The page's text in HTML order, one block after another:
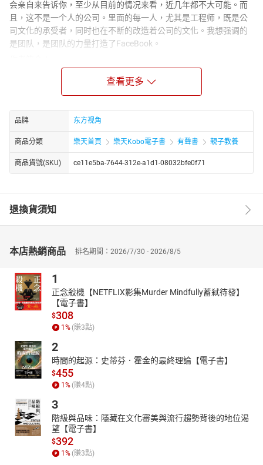
会亲自来告诉你，至少从目前的情况来看，近几年都不大可能。而
且，这不是一个人的公司。里面的每一人，尤其是工程师，既是公
司文化的承受者，同时也在不断的改造着公司的文化。我想强调的
是团队，是团队的力量打造了FaceBook。
王淮，毕业于斯坦福大学和浙江大学。Facebook第二位中国籍工程
师，第一位中国籍研发经理。最初进入Facebook时任工程师，后转
年离开Facebook后，回国做天使投资人，希望用自己在Facebook的
经验帮助创业者。现为天使投资人薛蛮子、徐小平的投资搭档，致
景投资合伙人，兼任大众点评网、百姓网CEO顾问。
查看更多
品牌 东方视角
商品分類 樂天首頁 樂天Kobo電子書 有聲書 親子教養
商品貨號(SKU) ce11e5ba-7644-312e-a1d1-08032bfe0f71
退換貨須知
本店熱銷商品 排名期間：2026/7/30 - 2026/8/5
1
正念殺機【NETFLIX影集Murder Mindfully蓄弒待發】
【電子書】
$308
1 % (賺3點)
2
時間的起源：史蒂芬．霍金的最終理論【電子書】
$455
1 % (賺4點)
3
階級與品味：隱藏在文化審美與流行趨勢背後的地位渴
望【電子書】
$392
1 % (賺3點)